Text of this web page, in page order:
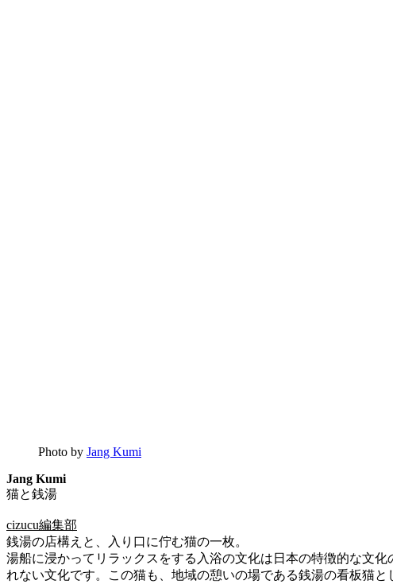
Photo by Jang Kumi
Jang Kumi
猫と銭湯
cizucu編集部
銭湯の店構えと、入り口に佇む猫の一枚。
湯船に浸かってリラックスをする入浴の文化は日本の特徴的な文
れない文化です。この猫も、地域の憩いの場である銭湯の看板猫と